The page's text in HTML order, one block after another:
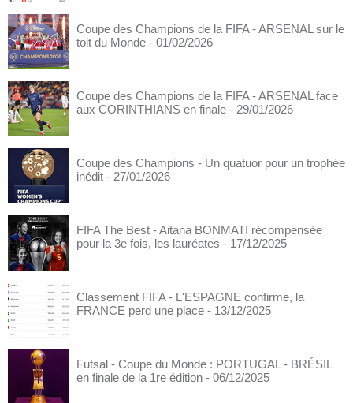
Coupe des Champions de la FIFA - ARSENAL sur le
toit du Monde - 01/02/2026
Coupe des Champions de la FIFA - ARSENAL face
aux CORINTHIANS en finale - 29/01/2026
Coupe des Champions - Un quatuor pour un trophée
inédit - 27/01/2026
FIFA The Best - Aitana BONMATI récompensée
pour la 3e fois, les lauréates - 17/12/2025
Classement FIFA - L'ESPAGNE confirme, la
FRANCE perd une place - 13/12/2025
Futsal - Coupe du Monde : PORTUGAL - BRÉSIL
en finale de la 1re édition - 06/12/2025